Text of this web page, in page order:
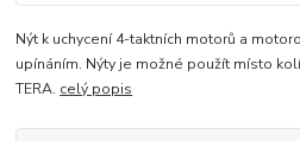
Nýt k uchycení 4-taktních motorů a
upínáním. Nýty je možné použít místo
TERA. celý popis